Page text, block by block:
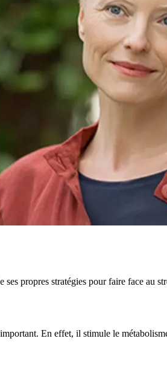
propres stratégies pour faire face au
En effet, il stimule le